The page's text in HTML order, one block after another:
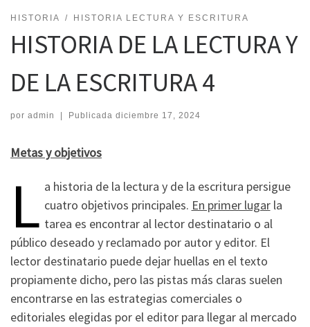
HISTORIA HISTORIA LECTURA Y ESCRITURA
HISTORIA DE LA LECTURA Y
DE LA ESCRITURA 4
por admin | Publicada diciembre 17, 2024
Metas y objetivos
L a historia de la lectura y de la escritura persigue
cuatro objetivos principales. En primer lugarla
tarea es encontrar al lector destinatario o al
público deseado y reclamado por autor y editor. El
lector destinatario puede dejar huellas en el texto
propiamente dicho, pero las pistas más claras suelen
encontrarse en las estrategias comerciales o
editoriales elegidas por el editor para llegar al mercado